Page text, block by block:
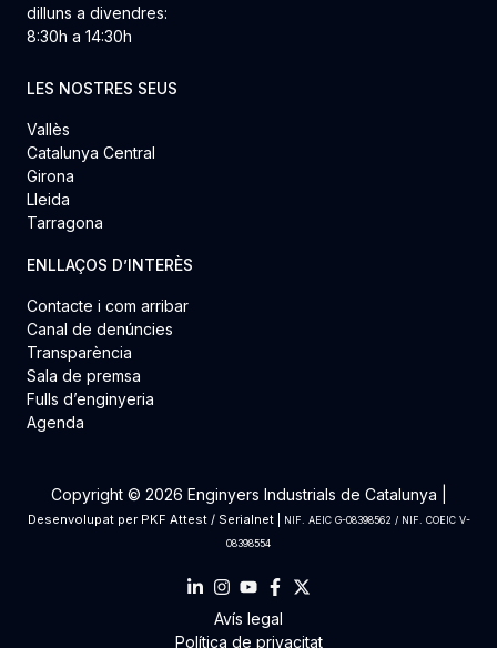
dilluns a divendres:
8:30h a 14:30h
LES NOSTRES SEUS
Vallès
Catalunya Central
Girona
Lleida
Tarragona
ENLLAÇOS D’INTERÈS
Contacte i com arribar
Canal de denúncies
Transparència
Sala de premsa
Fulls d’enginyeria
Agenda
Copyright © 2026 Enginyers Industrials de Catalunya |
Desenvolupat per PKF Attest/ Serialnet|
NIF. AEIC G-08398562 / NIF. COEIC V-
08398554
Avís legal
Política de privacitat